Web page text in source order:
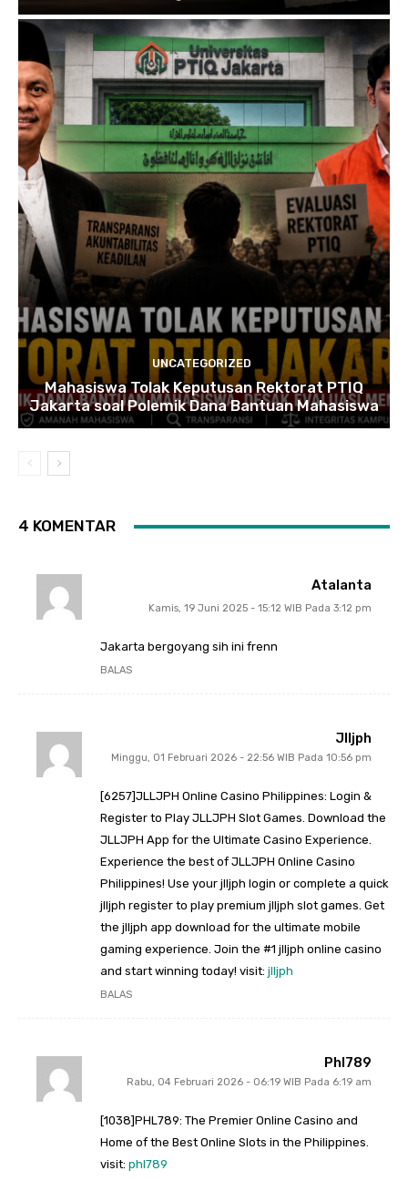
UNCATEGORIZED
Mahasiswa Tolak Keputusan Rektorat PTIQ
Jakarta soal Polemik Dana Bantuan Mahasiswa
4 KOMENTAR
Atalanta
Kamis, 19 Juni 2025 - 15:12 WIB Pada 3:12 pm
Jakarta bergoyang sih ini frenn
BALAS
Jlljph
Minggu, 01 Februari 2026 - 22:56 WIB Pada 10:56 pm
[6257]JLLJPH Online Casino Philippines: Login &
Register to Play JLLJPH Slot Games. Download the
JLLJPH App for the Ultimate Casino Experience.
Experience the best of JLLJPH Online Casino
Philippines! Use your jlljph login or complete a quick
jlljph register to play premium jlljph slot games. Get
the jlljph app download for the ultimate mobile
gaming experience. Join the #1 jlljph online casino
and start winning today! visit: jlljph
BALAS
Phl789
Rabu, 04 Februari 2026 - 06:19 WIB Pada 6:19 am
[1038]PHL789: The Premier Online Casino and
Home of the Best Online Slots in the Philippines.
visit: phl789